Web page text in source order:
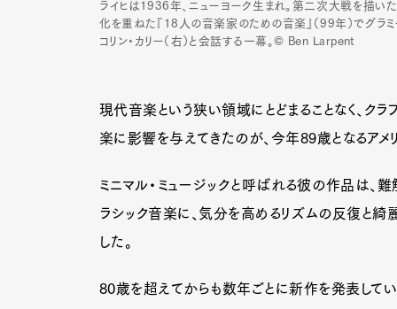
ライヒは1936年、ニューヨーク生まれ。第二次大戦を描いた
化を重ねた『18人の音楽家のための音楽』（99年）でグラ
コリン・カリー（右）と会話する一幕。© Ben Larpent
現代音楽という狭い領域にとどまることなく、クラ
楽に影響を与えてきたのが、今年89歳となるアメ
ミニマル・ミュージックと呼ばれる彼の作品は
ラシック音楽に、気分を高めるリズムの反復と
した。
80歳を超えてからも数年ごとに新作を発表して